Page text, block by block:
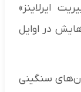
ایرلاینز»
در اوایل
سنگینی